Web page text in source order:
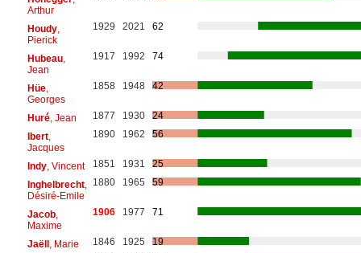
Arthur
Houdy,
Pierick
1929 2021 62
Hubeau,
Jean
1917 1992 74
Hüe,
Georges
1858 1948 42
Huré, Jean 1877 1930
24
Ibert,
Jacques
1890 1962 56
Indy, Vincent 1851 1931
25
Inghelbrecht,
Désiré-Emile
1880 1965 59
Jacob,
Maxime
1906 1977 71
Jaëll, Marie 1846 1925
19